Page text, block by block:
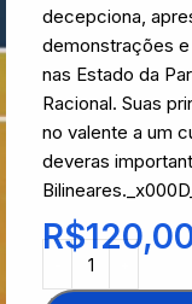
decepciona,
demonstrações
nas Estado da
Racional. Suas
no valente a um
deveras
Bilineares._x000D_
R$